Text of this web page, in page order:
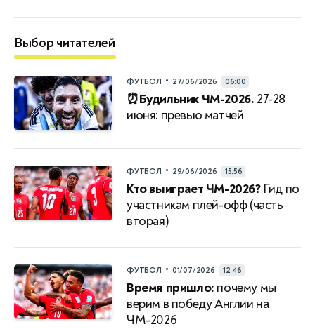
Выбор читателей
ФУТБОЛ • 27/06/2026 06:00
⏰Будильник ЧМ-2026. 27-28
июня: превью матчей
ФУТБОЛ • 29/06/2026 15:56
Кто выиграет ЧМ-2026?Гид по
участникам плей-офф (часть
вторая)
ФУТБОЛ • 01/07/2026 12:46
Время пришло: почему мы
верим в победу Англии на
ЧМ-2026